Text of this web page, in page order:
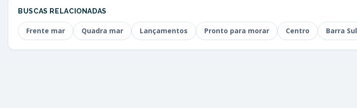
BUSCAS RELACIONADAS
Frente mar Quadra mar Lançamentos Pronto para morar Centro Barra Sul